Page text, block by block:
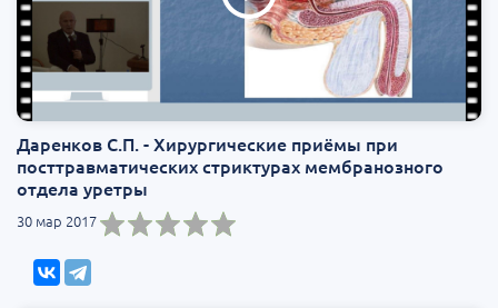
Даренков С.П. - Хирургические приёмы при
посттравматических стриктурах мембранозного
отдела уретры
30 мар 2017